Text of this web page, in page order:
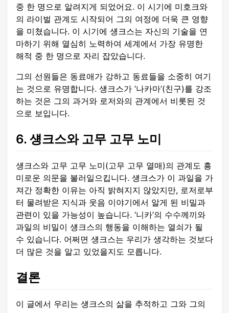
중 한 명으로 알려지게 되었어요. 이 시기에 미호크와
의 라이벌 관계도 시작되어 그의 여정에 더욱 큰 영향
을 미쳤습니다. 이 시기에 섕크스는 자신의 기술을 연
마하기 위해 열심히 노력하여 세계에서 가장 유명한
해적 중 한 명으로 자리 잡았습니다.
그의 선원들은 동료애가 강하고 동료들을 소중히 여기
는 것으로 유명합니다. 섕크스가 ‘나카마’(친구)를 강조
하는 것은 그의 과거와 로저와의 관계에서 비롯된 것
으로 보입니다.
6. 섕크스와 고무 고무 노미
섕크스와 고무 고무 노미(고무 고무 열매)의 관계도 흥
미로운 의문을 불러일으킵니다. 섕크스가 이 과일을 가
져간 정확한 이유는 아직 밝혀지지 않았지만, 로저로부
터 물려받은 지식과 웃음 이야기에서 알게 된 비밀과
관련이 있을 가능성이 높습니다. ‘니카’의 수수께끼와
과일의 비밀이 섕크스의 행동을 이해하는 열쇠가 될
수 있습니다. 어쩌면 섕크스는 우리가 생각하는 것보다
더 많은 것을 알고 있었을지도 모릅니다.
결론
이 글에서 우리는 섕크스의 삶을 추적하고 그와 그의